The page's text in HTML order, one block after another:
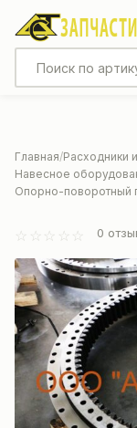
Главная Расходники
Навесное
Опорно-поворотный
0